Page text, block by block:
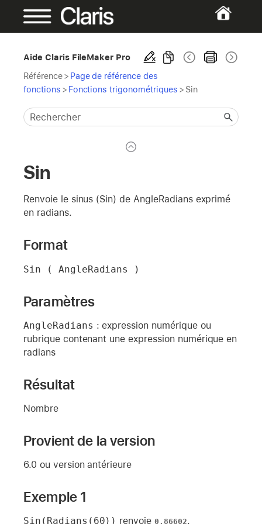
Aide Claris FileMaker Pro
Référence> Page de référence des
fonctions > Fonctions trigonométriques > Sin
Sin
Renvoie le sinus (Sin) de AngleRadians exprimé
en radians.
Format
Sin ( AngleRadians )
Paramètres
AngleRadians : expression numérique ou
rubrique contenant une expression numérique en
radians
Résultat
Nombre
Provient de la version
6.0 ou version antérieure
Exemple 1
Sin(Radians(60)) renvoie0,86602.